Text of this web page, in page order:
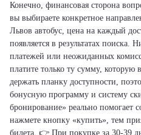
Конечно, финансовая сторона
вы выбираете конкретное
Львов автобус, цена на каждый
появляется в результатах поиска.
платежей или неожиданных
платите только ту сумму, которую
держать планку доступности,
бонусную программу и систему
бронирование» реально помогает
нажмете кнопку «купить», тем
билета. 👉 При покупке за 30-39